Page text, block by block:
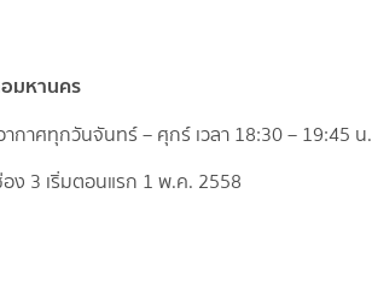
มหานคร
กาศทุกวันจันทร์ – ศุกร์ เวลา 18:30 – 19:45 น.
ง 3 เริ่มตอนแรก 1 พ.ค. 2558